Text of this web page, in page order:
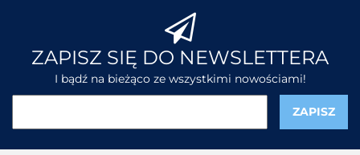
ZAPISZ SIĘ DO NEWSLETTERA
I bądź na bieżąco ze wszystkimi nowościami!